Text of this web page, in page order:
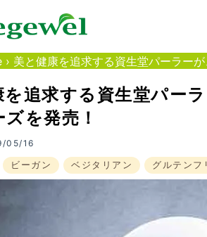
› 美と健康を追求する資生堂パーラー
を追求する資生堂パー
ズを発売！
05/16
ビーガン ベジタリアン グルテンフ